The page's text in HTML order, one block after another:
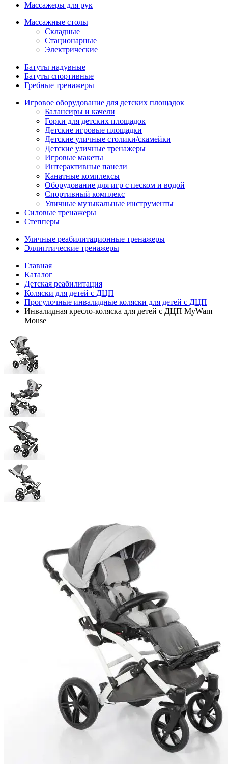
Массажеры для рук
Массажные столы
Складные
Стационарные
Электрические
Батуты надувные
Батуты спортивные
Гребные тренажеры
Игровое оборудование для детских площадок
Балансиры и качели
Горки для детских площадок
Детские игровые площадки
Детские уличные столики/скамейки
Детские уличные тренажеры
Игровые макеты
Интерактивные панели
Канатные комплексы
Оборудование для игр с песком и водой
Спортивный комплекс
Уличные музыкальные инструменты
Силовые тренажеры
Степперы
Уличные реабилитационные тренажеры
Эллиптические тренажеры
Главная
Каталог
Детская реабилитация
Коляски для детей с ДЦП
Прогулочные инвалидные коляски для детей с ДЦП
Инвалидная кресло-коляска для детей с ДЦП MyWam
Mouse